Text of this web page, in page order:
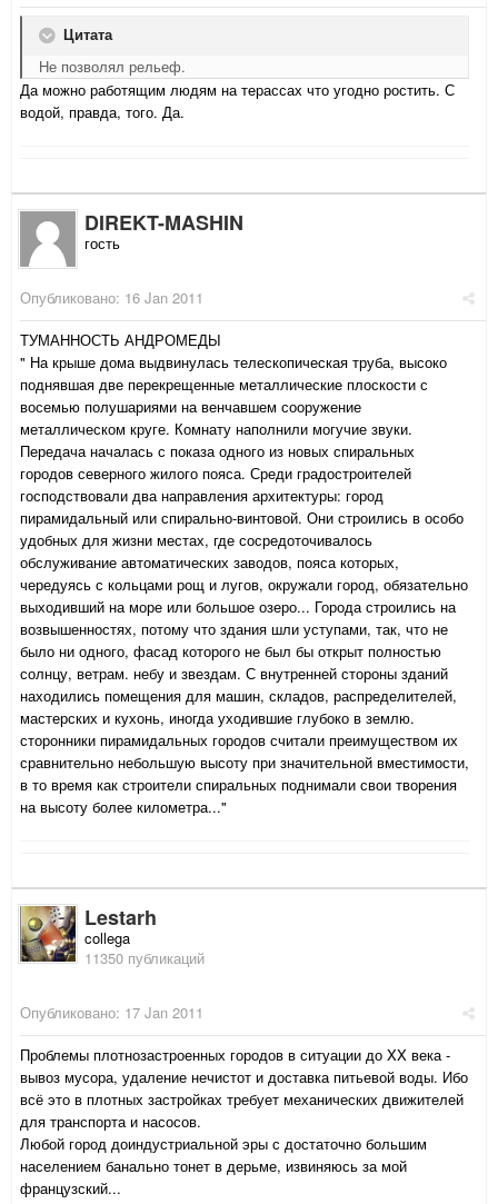
Цитата
Не позволял рельеф.
Да можно работящим людям на терассах что угодно ростить. С
водой, правда, того. Да.
DIREKT-MASHIN
гость
Опубликовано: 16 Jan 2011
ТУМАННОСТЬ АНДРОМЕДЫ
" На крыше дома выдвинулась телескопическая труба, высоко
поднявшая две перекрещенные металлические плоскости с
восемью полушариями на венчавшем сооружение
металлическом круге. Комнату наполнили могучие звуки.
Передача началась с показа одного из новых спиральных
городов северного жилого пояса. Среди градостроителей
господствовали два направления архитектуры: город
пирамидальный или спирально-винтовой. Они строились в особо
удобных для жизни местах, где сосредоточивалось
обслуживание автоматических заводов, пояса которых,
чередуясь с кольцами рощ и лугов, окружали город, обязательно
выходивший на море или большое озеро... Города строились на
возвышенностях, потому что здания шли уступами, так, что не
было ни одного, фасад которого не был бы открыт полностью
солнцу, ветрам. небу и звездам. С внутренней стороны зданий
находились помещения для машин, складов, распределителей,
мастерских и кухонь, иногда уходившие глубоко в землю.
сторонники пирамидальных городов считали преимуществом их
сравнительно небольшую высоту при значительной вместимости,
в то время как строители спиральных поднимали свои творения
на высоту более километра..."
Lestarh
collega
11350 публикаций
Опубликовано: 17 Jan 2011
Проблемы плотнозастроенных городов в ситуации до XX века -
вывоз мусора, удаление нечистот и доставка питьевой воды. Ибо
всё это в плотных застройках требует механических движителей
для транспорта и насосов.
Любой город доиндустриальной эры с достаточно большим
населением банально тонет в дерьме, извиняюсь за мой
французский...